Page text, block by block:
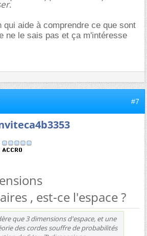
.
qui aide à comprendre ce que sont
ne le sais pas et ça m'intéresse
#7
, est-ce l'espace ?
que 3 dimensions d'espace, et une
des cordes souffre de probabilités